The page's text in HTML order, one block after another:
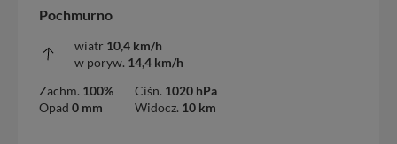
Pochmurno
wiatr 10,4 km/h
w poryw. 14,4 km/h
Zachm. 100%
Opad 0 mm
Ciśn. 1020 hPa
Widocz. 10 km